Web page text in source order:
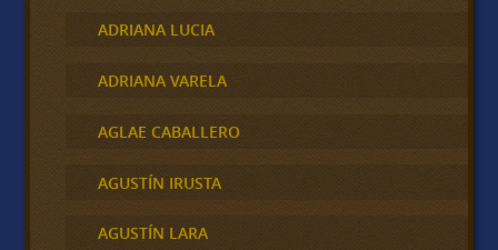
ADRIANA LUCIA
ADRIANA VARELA
AGLAE CABALLERO
AGUSTÍN IRUSTA
AGUSTÍN LARA